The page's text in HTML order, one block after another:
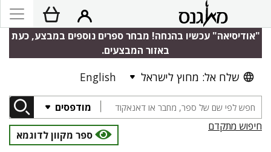
"אודיסיאה" עכשיו בהנחה! מבחר ספרים נוספים במבצע, כעת
באזור המבצעים.
שלח אל: מחוץ לישראל English
מודפסים
חיפוש מתקדם
ספר מקוון לדוגמא